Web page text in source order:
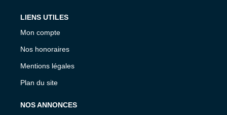
LIENS UTILES
Mon compte
Nos honoraires
Mentions légales
Plan du site
NOS ANNONCES